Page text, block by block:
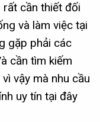
cần thiết đối
và làm việc tại
gặp phải các
cần tìm kiếm
vậy mà nhu cầu
uy tín tại đây